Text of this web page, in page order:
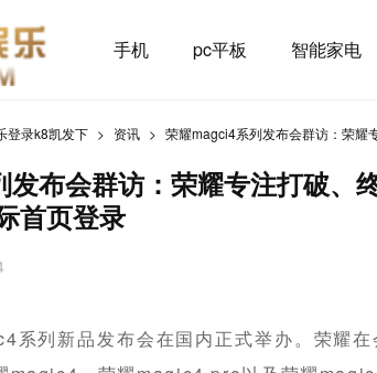
手机 pc平板 智能家电
登录k8凯发下 资讯 荣耀magci4系列发布会群访：荣耀
布会群访：荣耀专注打破、
首页登录
系列新品发布会在国内正式举办。荣耀在